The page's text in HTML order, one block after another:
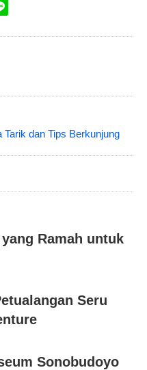
Tarik dan Tips Berkunjung
Ramah untuk
Seru
Sonobudoyo